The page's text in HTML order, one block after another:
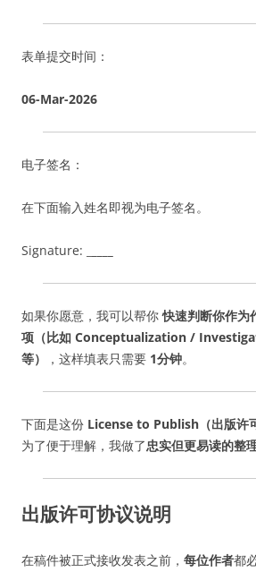
表单提交时间：
06-Mar-2026
电子签名：
在下面输入姓名即视为电子签名。
Signature: _
如果你愿意，我可以帮你快速判断你作为
项（比如 Conceptualization /
等）
，这样填表只需要 1分钟。
下面是这份 License to Publish（出版许
为了便于理解，我做了忠实但更易读的整
出版许可协议说明
在稿件被正式接收发表之前， 每位作者都